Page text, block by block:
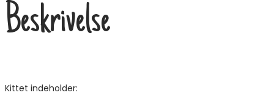
Beskrivelse
Kittet indeholder: